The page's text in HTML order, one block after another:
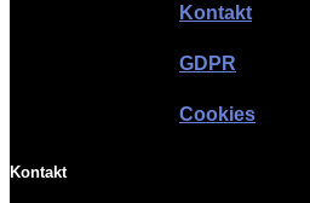
Kontakt
GDPR
Cookies
Kontakt